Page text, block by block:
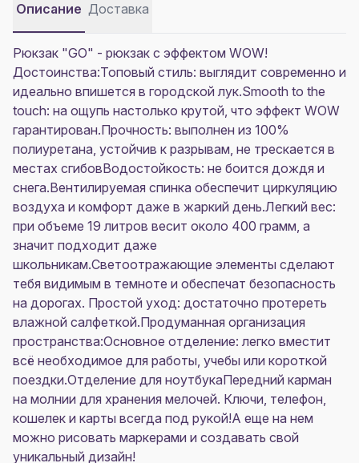
Описание Доставка
Рюкзак "GO" - рюкзак с эффектом WOW!
Достоинства:Топовый стиль: выглядит современно и
идеально впишется в городской лук.Smooth to the
touch: на ощупь настолько крутой, что эффект WOW
гарантирован.Прочность: выполнен из 100%
полиуретана, устойчив к разрывам, не трескается в
местах сгибовВодостойкость: не боится дождя и
снега.Вентилируемая спинка обеспечит циркуляцию
воздуха и комфорт даже в жаркий день.Легкий вес:
при объеме 19 литров весит около 400 грамм, а
значит подходит даже
школьникам.Светоотражающие элементы сделают
тебя видимым в темноте и обеспечат безопасность
на дорогах. Простой уход: достаточно протереть
влажной салфеткой.Продуманная организация
пространства:Основное отделение: легко вместит
всё необходимое для работы, учебы или короткой
поездки.Отделение для ноутбукаПередний карман
на молнии для хранения мелочей. Ключи, телефон,
кошелек и карты всегда под рукой!А еще на нем
можно рисовать маркерами и создавать свой
уникальный дизайн!